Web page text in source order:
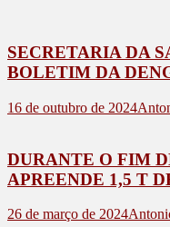
SECRETARIA DA
BOLETIM DA
16 de outubro de 2024
DURANTE O FIM
APREENDE 1,5 T
26 de março de 2024